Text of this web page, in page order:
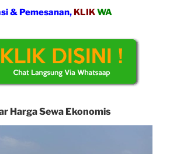
& Pemesanan, KLIKWA
Harga Sewa Ekonomis